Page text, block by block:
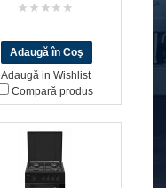
Adaugă in Wishlist
Compară produs